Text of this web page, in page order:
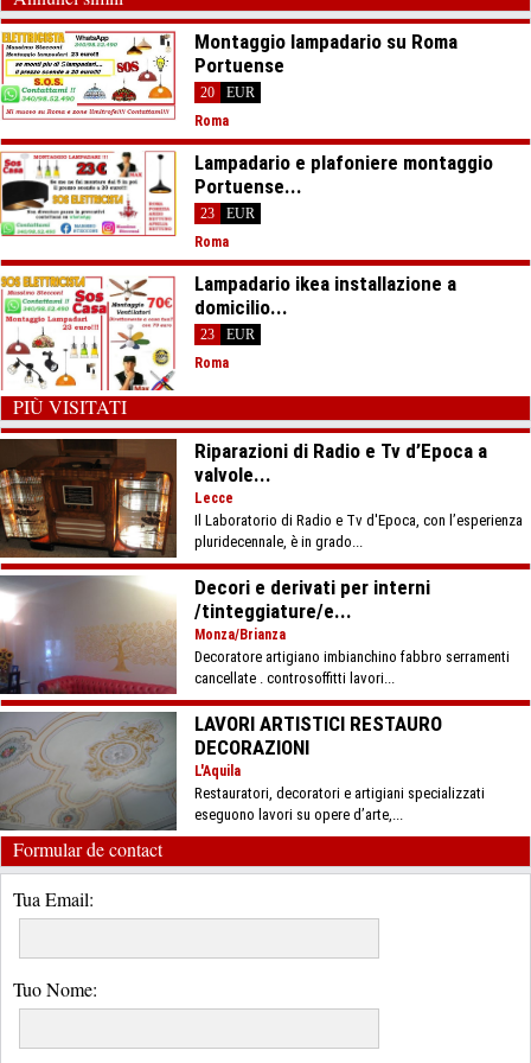
Montaggio lampadario su Roma
Portuense
20
EUR
Roma
Lampadario e plafoniere montaggio
Portuense...
23
EUR
Roma
Lampadario ikea installazione a
domicilio...
23
EUR
Roma
PIÙ VISITATI
Riparazioni di Radio e Tv d’Epoca a
valvole...
Lecce
Il Laboratorio di Radio e Tv d'Epoca, con l’esperienza
pluridecennale, è in grado...
Decori e derivati per interni
/tinteggiature/e...
Monza/Brianza
Decoratore artigiano imbianchino fabbro serramenti
cancellate . controsoffitti lavori...
LAVORI ARTISTICI RESTAURO
DECORAZIONI
L'Aquila
Restauratori, decoratori e artigiani specializzati
eseguono lavori su opere d’arte,...
Formular de contact
Tua Email:
Tuo Nome: